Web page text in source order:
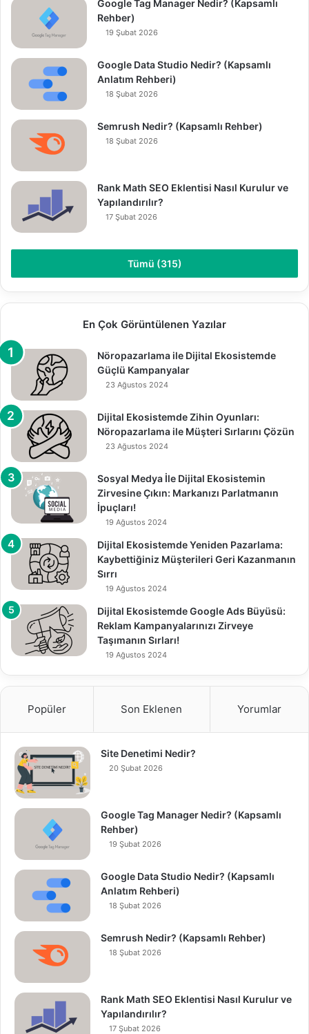
Google Tag Manager Nedir? (Kapsamlı
Rehber)
19 Şubat 2026
Google Data Studio Nedir? (Kapsamlı
Anlatım Rehberi)
18 Şubat 2026
Semrush Nedir? (Kapsamlı Rehber)
18 Şubat 2026
Rank Math SEO Eklentisi Nasıl Kurulur ve
Yapılandırılır?
17 Şubat 2026
Tümü (315)
En Çok Görüntülenen Yazılar
Nöropazarlama ile Dijital Ekosistemde
Güçlü Kampanyalar
23 Ağustos 2024
Dijital Ekosistemde Zihin Oyunları:
Nöropazarlama ile Müşteri Sırlarını Çözün
23 Ağustos 2024
Sosyal Medya İle Dijital Ekosistemin
Zirvesine Çıkın: Markanızı Parlatmanın
İpuçları!
19 Ağustos 2024
Dijital Ekosistemde Yeniden Pazarlama:
Kaybettiğiniz Müşterileri Geri Kazanmanın
Sırrı
19 Ağustos 2024
Dijital Ekosistemde Google Ads Büyüsü:
Reklam Kampanyalarınızı Zirveye
Taşımanın Sırları!
19 Ağustos 2024
Popüler Son Eklenen Yorumlar
Site Denetimi Nedir?
20 Şubat 2026
Google Tag Manager Nedir? (Kapsamlı
Rehber)
19 Şubat 2026
Google Data Studio Nedir? (Kapsamlı
Anlatım Rehberi)
18 Şubat 2026
Semrush Nedir? (Kapsamlı Rehber)
18 Şubat 2026
Rank Math SEO Eklentisi Nasıl Kurulur ve
Yapılandırılır?
17 Şubat 2026